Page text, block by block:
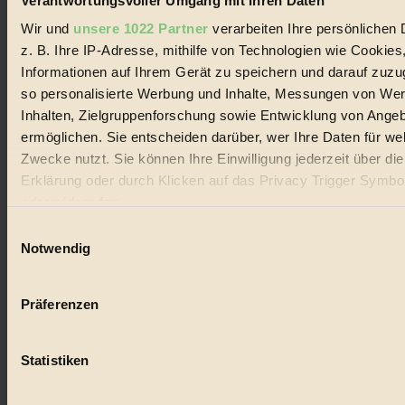
Wir und unsere 1022 Partner verarbeiten Ihre persönlichen
z. B. Ihre IP-Adresse, mithilfe von Technologien wie
Informationen auf Ihrem Gerät zu speichern und darauf
so personalisierte Werbung und Inhalte, Messungen von
Inhalten, Zielgruppenforschung sowie Entwicklung von
ermöglichen. Sie entscheiden darüber, wer Ihre Daten für
Zwecke nutzt. Sie können Ihre Einwilligung jederzeit über
Erklärung oder durch Klicken auf das Privacy Trigger
Wenn Sie es erlauben, würden wir auch gerne:
Ihr Gerät durch aktives Scannen nach bestimmten
Erfahren Sie mehr darüber, wie Ihre persönlichen Daten
Notwendig
Präferenzen
Statistiken
und Produkte, ein Leitfaden im schnell wachsenden Markt des
Handels mit Bioprodukten, des Fair-Trade sowie der Branche
alternativer Energien.
Social Media
3.415 Follower auf Twitter
Folge uns auf Instagram
Themen
Bio
Nachhaltigkeit